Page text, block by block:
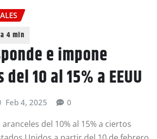
e impone
10 al 15% a EEUU
Feb 4, 2025 0
del 10% al 15% a ciertos